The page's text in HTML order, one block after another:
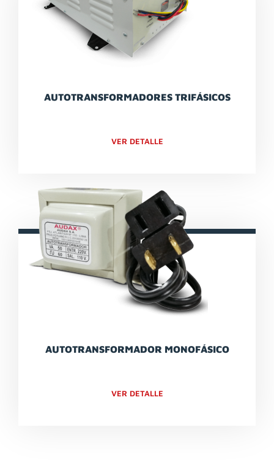
AUTOTRANSFORMADORES TRIFÁSICOS
VER DETALLE
AUTOTRANSFORMADOR MONOFÁSICO
VER DETALLE